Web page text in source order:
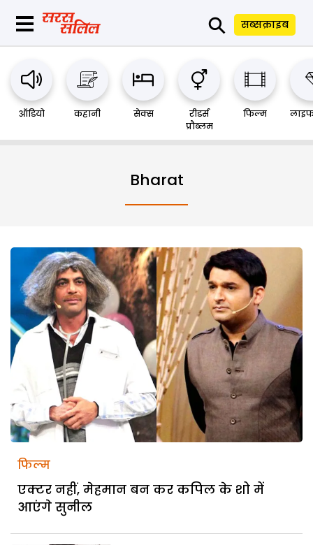
⚲ सब्सक्राइब
ऑडियो कहानी सेक्स
रीडर्स
प्रौब्लम
फिल्म
Bharat
फिल्म
एक्टर नहीं, मेहमान बन कर कपिल के शो में
आएंगे सुनील